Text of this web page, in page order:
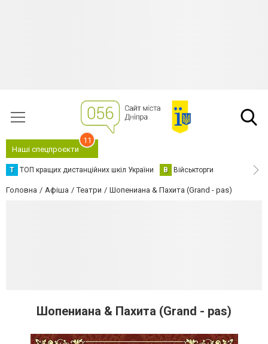
Наші спецпроєкти
11
Т ТОП кращих дистанційних шкіл України В Військторги
Головна Афіша Театри Шопениана & Пахита (Grand - pas)
Шопениана & Пахита (Grand - pas)